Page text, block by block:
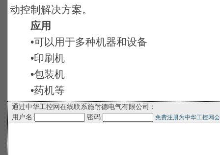
动控制解决方案。
应用
•可以用于多种机器和设备
•印刷机
•包装机
•药机等
通过中华工控网在线联系施耐德电气有限公司：
用户名:
密码: 免费注册为中华工控网